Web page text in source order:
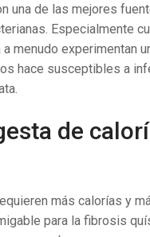
una de las mejores
Especialmente
menudo experimentan
hace susceptibles a
de
más calorías y
para la fibrosis